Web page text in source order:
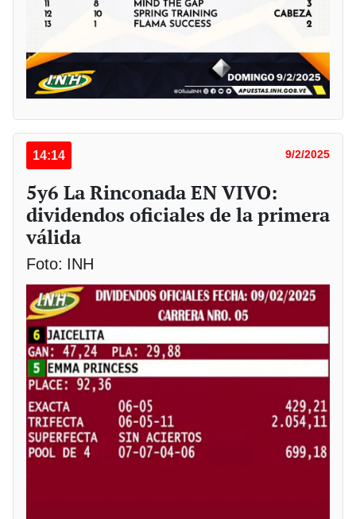
14:14 9/2/2025
5y6 La Rinconada EN VIVO:
dividendos oficiales de la primera
válida
Foto: INH